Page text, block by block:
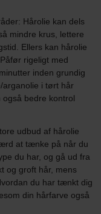
Hårolie kan dels
mindre krus, lettere
Ellers kan hårolie
rigeligt med
inden grundig
arganolie i tørt hår
bedre kontrol
udbud af hårolie
at tænke på når du
du har, og gå ud fra
og groft hår, mens
du har tænkt dig
din hårfarve også